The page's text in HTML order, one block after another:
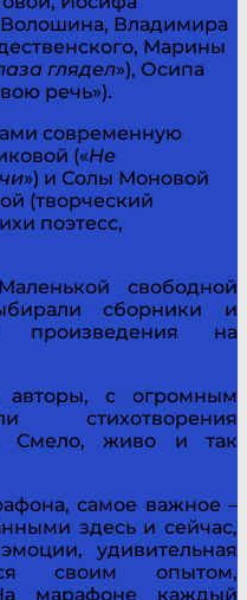
Владимира
Марины
глядел»), Осипа
речь»).
современную
(«Не
») и Солы Моновой
(творческий
поэтесс,
свободной
сборники и
произведения на
с огромным
стихотворения
Смело, живо и так
самое важное –
здесь и сейчас,
удивительная
своим опытом,
марафоне каждый